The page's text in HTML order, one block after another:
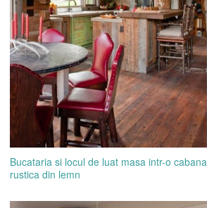
Bucataria si locul de luat masa intr-o cabana
rustica din lemn